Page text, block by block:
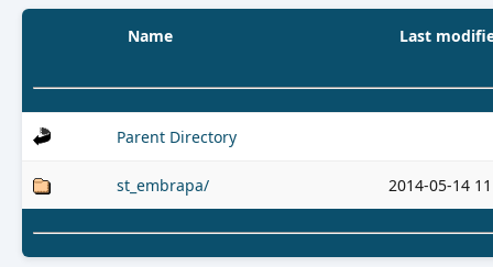
Name Last
Parent Directory
st_embrapa/ 2014-05-14